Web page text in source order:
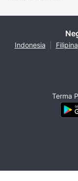
Indonesia Filipina
Terma